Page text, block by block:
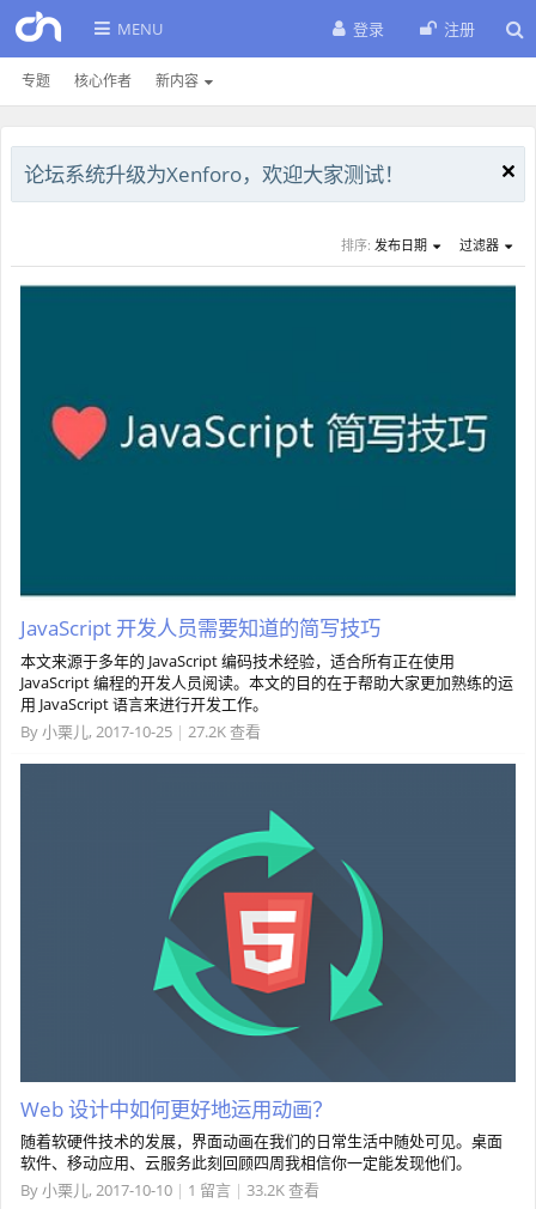
MENU
专题 核心作者 新内容
登录 注册
论坛系统升级为Xenforo，欢迎大家测试！
排序: 发布日期 过滤器
JavaScript 开发人员需要知道的简写技巧
本文来源于多年的 JavaScript 编码技术经验，适合所有正在使用
JavaScript 编程的开发人员阅读。本文的目的在于帮助大家更加熟练的运
用 JavaScript 语言来进行开发工作。
By小栗儿, 2017-10-25 | 27.2K 查看
Web 设计中如何更好地运用动画？
随着软硬件技术的发展，界面动画在我们的日常生活中随处可见。桌面
软件、移动应用、云服务此刻回顾四周我相信你一定能发现他们。
By小栗儿, 2017-10-10 | 1 留言 | 33.2K 查看